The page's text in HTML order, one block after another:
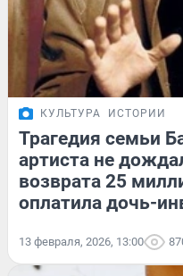
КУЛЬТУРА ИСТОРИИ
Трагедия семьи
артиста не
возврата 25
оплатила дочь-
13 февраля, 2026, 13:00